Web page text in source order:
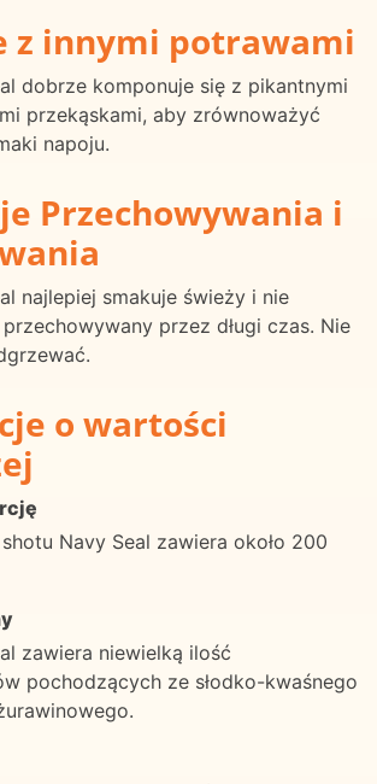
z innymi potrawami
dobrze komponuje się z pikantnymi
przekąskami, aby zrównoważyć
napoju.
Przechowywania i
najlepiej smakuje świeży i nie
przez długi czas. Nie
o wartości
Navy Seal zawiera około 200
zawiera niewielką ilość
pochodzących ze słodko-kwaśnego